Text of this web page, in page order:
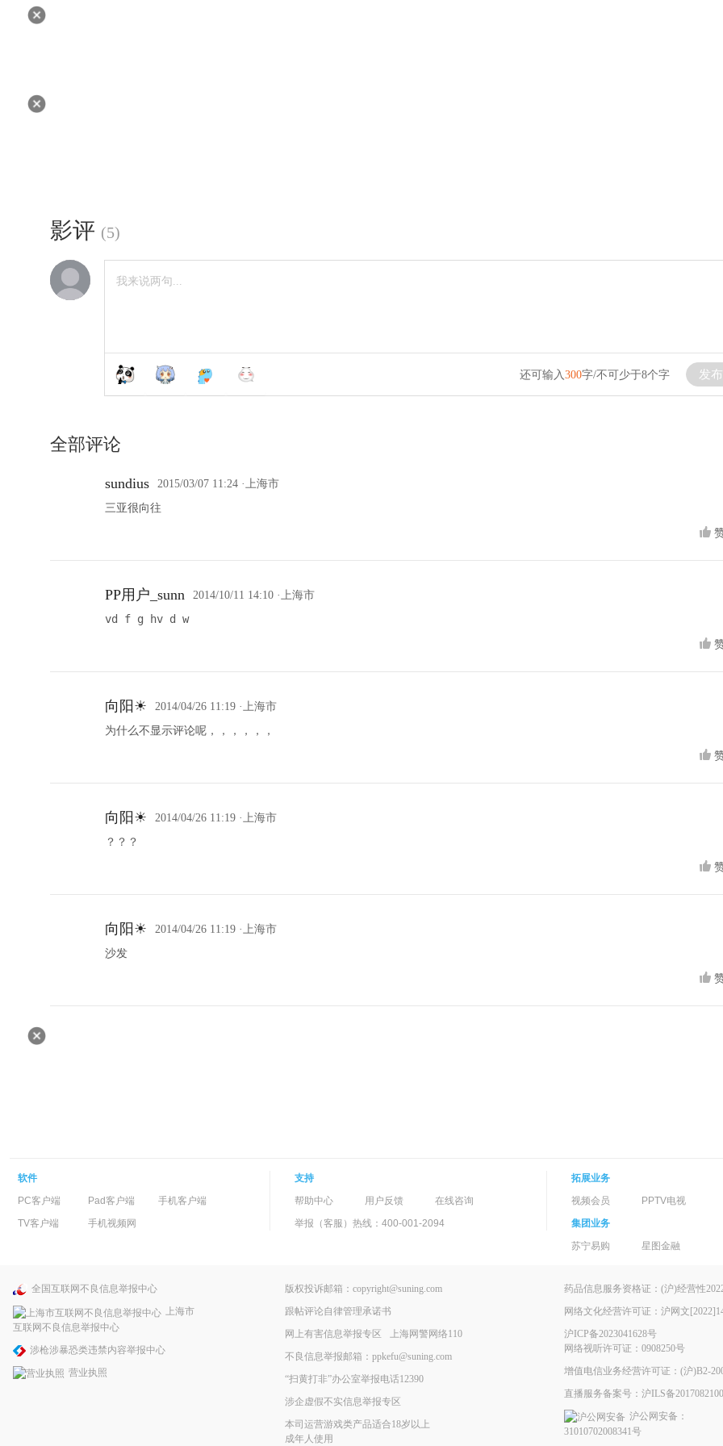
影评 (5)
还可输入 300字/不可少于8个字 发
全部评论
sundius 2015/03/07 11:24 ·上海市
三亚很向往
PP用户_sunn 2014/10/11 14:10 ·上海市
vd f g hv d w
向阳☀ 2014/04/26 11:19 ·上海市
为什么不显示评论呢，，，，，，
向阳☀ 2014/04/26 11:19 ·上海市
？？？
向阳☀ 2014/04/26 11:19 ·上海市
沙发
软件
PC客户端
Pad客户端
手机客户端
TV客户端
手机视频网
支持
帮助中心
用户反馈
在线咨询
举报（客服）热线：400-001-2094
拓展业务
视频会员
PPTV电视
集团业务
苏宁易购
星图金融
全国互联网不良信息举报中心
上海市
互联网不良信息举报中心
涉枪涉暴恐类违禁内容举报中心
营业执照
版权投诉邮箱：copyright@suning.com
跟帖评论自律管理承诺书
网上有害信息举报专区
上海网警网络110
不良信息举报邮箱：ppkefu@suning.com
“扫黄打非”办公室举报电话12390
涉企虚假不实信息举报专区
本司运营游戏类产品适合18岁以上
成年人使用
药品信息服务资格证：(沪)经营性
网络文化经营许可证：沪网文
沪ICP备2023041628号
网络视听许可证：0908250号
增值电信业务经营许可证：(沪)B2-
直播服务备案号：沪ILS备
沪公网安备：
31010702008341号